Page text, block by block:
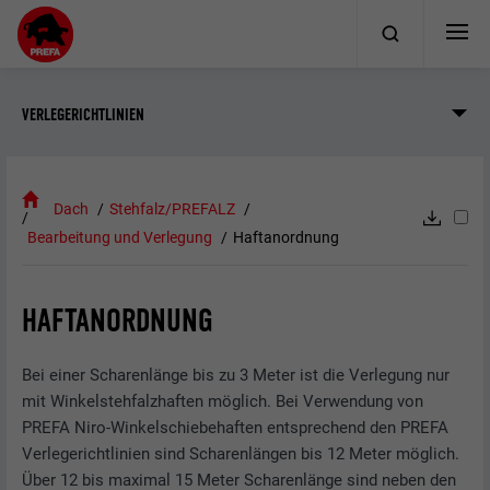
VERLEGERICHTLINIEN
Dach
Stehfalz/PREFALZ
Bearbeitung und Verlegung
Haftanordnung
HAFTANORDNUNG
Bei einer Scharenlänge bis zu 3 Meter ist die Verlegung nur
mit Winkelstehfalzhaften möglich. Bei Verwendung von
PREFA Niro-Winkelschiebehaften entsprechend den PREFA
Verlegerichtlinien sind Scharenlängen bis 12 Meter möglich.
Über 12 bis maximal 15 Meter Scharenlänge sind neben den